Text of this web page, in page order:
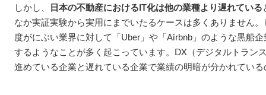
しかし、 日本の不動産におけるIT化は他の業種より遅れている
なか実証実験から実用にまでいたるケースは多くありません
度がにぶい業界に対して「Uber」や「Airbnb」のような黒船
するようなことが多く起こっています。DX（デジタルトラン
進めている企業と遅れている企業で業績の明暗が分かれてい